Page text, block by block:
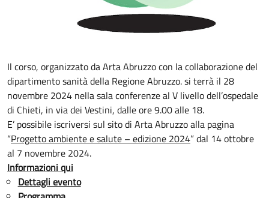
Il corso, organizzato da Arta Abruzzo con la collaborazione del
dipartimento sanità della Regione Abruzzo. si terrà il 28
novembre 2024 nella sala conferenze al V livello dell’ospedale
di Chieti, in via dei Vestini, dalle ore 9.00 alle 18.
E’ possibile iscriversi sul sito di Arta Abruzzo alla pagina
“Progetto ambiente e salute – edizione 2024” dal 14 ottobre
al 7 novembre 2024.
Informazioni qui
Dettagli evento